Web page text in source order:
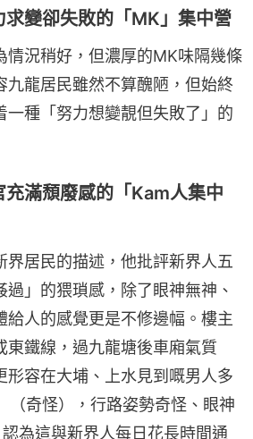
求變卻失敗的「MK」集中營
情況稍好，但濃厚的MK味隔幾條
九龍居民雖然不算醜陋，但始終
一種「努力想變靚但失敗了」的
充滿頹廢感的「Kam人集中
界居民的描述，他批評新界人五
過」的猥瑣感，除了眼神無神、
給人的感覺更是不修邊幅。樓主
東鐵線，過九龍塘後車廂氣質
形容在大埔、上水見到嘅男人多
（奇怪），行路姿勢奇怪、眼神
為這與新界人每日花長時間通